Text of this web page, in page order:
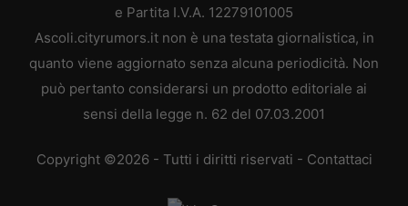
e Partita I.V.A. 12279101005
Ascoli.cityrumors.it non è una testata giornalistica, in
quanto viene aggiornato senza alcuna periodicità. Non
può pertanto considerarsi un prodotto editoriale ai
sensi della legge n. 62 del 07.03.2001
Copyright ©2026 - Tutti i diritti riservati - Contattaci